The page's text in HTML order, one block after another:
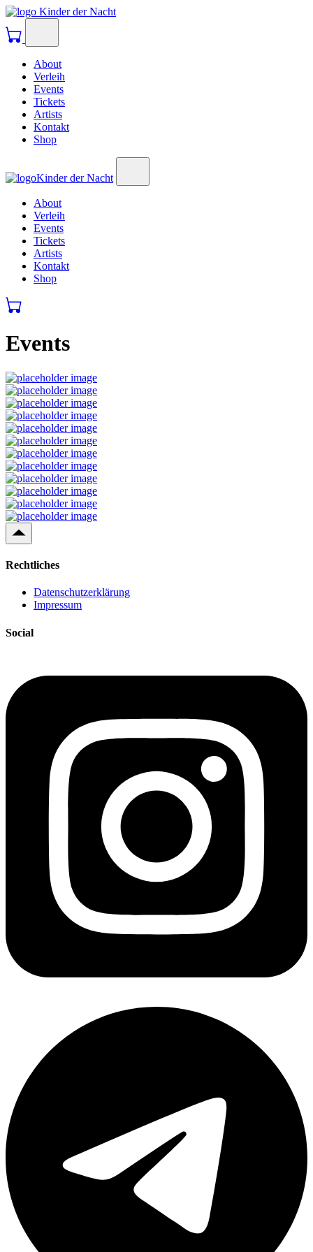
Kinder der Nacht
About
Verleih
Events
Tickets
Artists
Kontakt
Shop
Kinder der Nacht
About
Verleih
Events
Tickets
Artists
Kontakt
Shop
Events
Rechtliches
Datenschutzerklärung
Impressum
Social